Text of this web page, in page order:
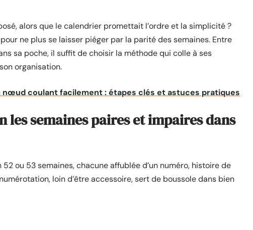
alors que le calendrier promettait l’ordre et la simplicité ?
ne plus se laisser piéger par la parité des semaines. Entre
sa poche, il suffit de choisir la méthode qui colle à ses
organisation.
nœud coulant facilement : étapes clés et astuces pratiques
les semaines paires et impaires dans
52 ou 53 semaines, chacune affublée d’un numéro, histoire de
loin d’être accessoire, sert de boussole dans bien